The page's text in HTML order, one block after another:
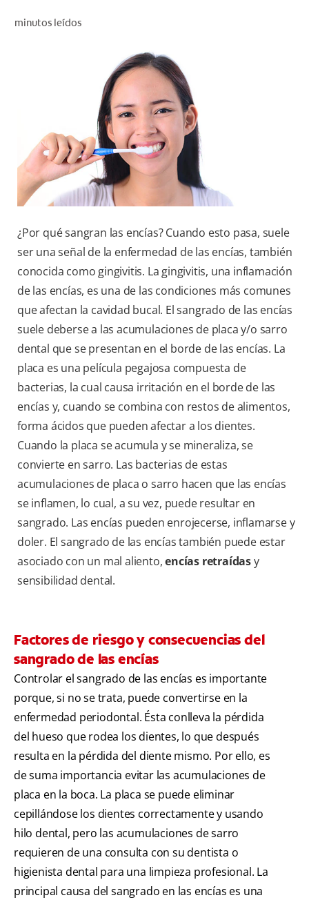
minutos leídos
¿Por qué sangran las encías? Cuando esto pasa, suele
ser una señal de la enfermedad de las encías, también
conocida como gingivitis. La gingivitis, una inflamación
de las encías, es una de las condiciones más comunes
que afectan la cavidad bucal. El sangrado de las encías
suele deberse a las acumulaciones de placa y/o sarro
dental que se presentan en el borde de las encías. La
placa es una película pegajosa compuesta de
bacterias, la cual causa irritación en el borde de las
encías y, cuando se combina con restos de alimentos,
forma ácidos que pueden afectar a los dientes.
Cuando la placa se acumula y se mineraliza, se
convierte en sarro. Las bacterias de estas
acumulaciones de placa o sarro hacen que las encías
se inflamen, lo cual, a su vez, puede resultar en
sangrado. Las encías pueden enrojecerse, inflamarse y
doler. El sangrado de las encías también puede estar
asociado con un mal aliento,encías retraídasy
sensibilidad dental.
Factores de riesgo y consecuencias del
sangrado de las encías
Controlar el sangrado de las encías es importante
porque, si no se trata, puede convertirse en la
enfermedad periodontal. Ésta conlleva la pérdida
del hueso que rodea los dientes, lo que después
resulta en la pérdida del diente mismo. Por ello, es
de suma importancia evitar las acumulaciones de
placa en la boca. La placa se puede eliminar
cepillándose los dientes correctamente y usando
hilo dental, pero las acumulaciones de sarro
requieren de una consulta con su dentista o
higienista dental para una limpieza profesional. La
principal causa del sangrado en las encías es una